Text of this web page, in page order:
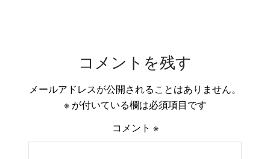
コメントを残す
メールアドレスが公開されることはありません。
※が付いている欄は必須項目です
コメント ※